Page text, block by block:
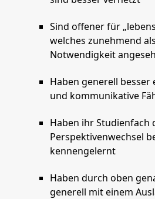
Sind offener für
welches zunehmend
Notwendigkeit
Haben generell besser
und kommunikative
Haben ihr Studienfach
Perspektivenwechsel
kennengelernt
Haben durch oben
generell mit einem